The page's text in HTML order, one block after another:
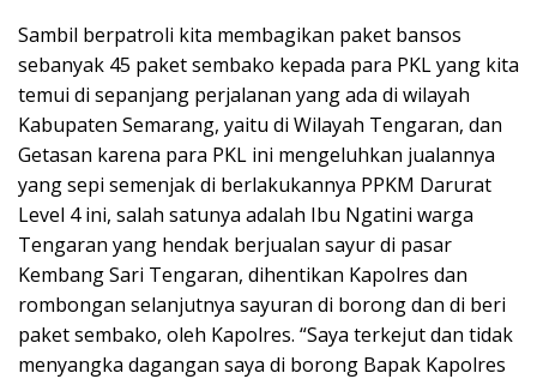
Sambil berpatroli kita membagikan paket bansos
sebanyak 45 paket sembako kepada para PKL yang kita
temui di sepanjang perjalanan yang ada di wilayah
Kabupaten Semarang, yaitu di Wilayah Tengaran, dan
Getasan karena para PKL ini mengeluhkan jualannya
yang sepi semenjak di berlakukannya PPKM Darurat
Level 4 ini, salah satunya adalah Ibu Ngatini warga
Tengaran yang hendak berjualan sayur di pasar
Kembang Sari Tengaran, dihentikan Kapolres dan
rombongan selanjutnya sayuran di borong dan di beri
paket sembako, oleh Kapolres. “Saya terkejut dan tidak
menyangka dagangan saya di borong Bapak Kapolres